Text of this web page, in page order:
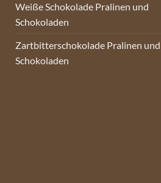
Weiße Schokolade Pralinen und
Schokoladen
Zartbitterschokolade Pralinen und
Schokoladen